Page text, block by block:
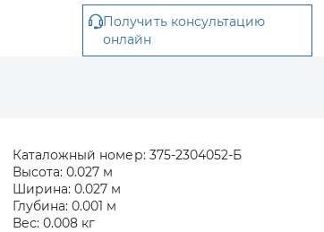
Получить консультацию
онлайн
Каталожный номер: 375-2304052-Б
Высота: 0.027 м
Ширина: 0.027 м
Глубина: 0.001 м
Вес: 0.008 кг